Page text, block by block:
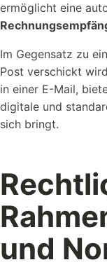
Vorlagen
Nutzen Sie unsere
KostenloseRechner
Einfache Werte
ermöglicht eine
Im Gegensatz zu
Post verschickt
in einer E-Mail,
digitale und
sich bringt.
und